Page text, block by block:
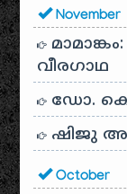
November
വീരഗാഥ
ഡോ.
ഷിജു
October